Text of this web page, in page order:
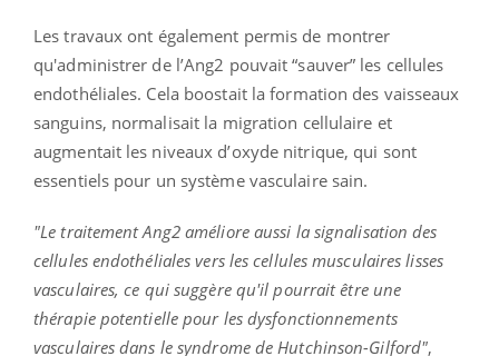
Les travaux ont également permis de montrer
qu'administrer de l’Ang2 pouvait “sauver” les cellules
endothéliales. Cela boostait la formation des vaisseaux
sanguins, normalisait la migration cellulaire et
augmentait les niveaux d’oxyde nitrique, qui sont
essentiels pour un système vasculaire sain.
"Le traitement Ang2 améliore aussi la signalisation des
cellules endothéliales vers les cellules musculaires lisses
vasculaires, ce qui suggère qu'il pourrait être une
thérapie potentielle pour les dysfonctionnements
vasculaires dans le syndrome de Hutchinson-Gilford",